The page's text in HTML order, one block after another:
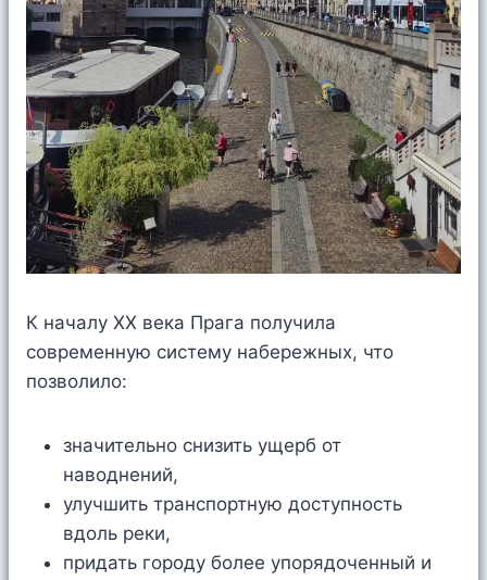
К началу XX века Прага получила
современную систему набережных, что
позволило:
значительно снизить ущерб от
наводнений,
улучшить транспортную доступность
вдоль реки,
придать городу более упорядоченный и